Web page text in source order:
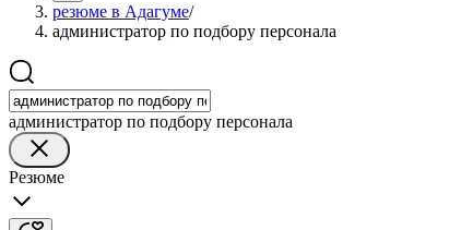
резюме в Адагуме/
администратор по подбору персонала
администратор по подбору персонала
Резюме